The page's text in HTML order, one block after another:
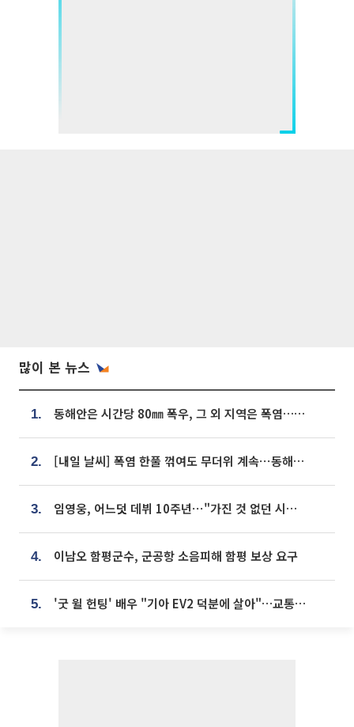
많이 본 뉴스
1. 동해안은 시간당 80㎜ 폭우, 그 외 지역은 폭염…‘극과 극 날씨’
2. [내일 날씨] 폭염 한풀 꺾여도 무더위 계속⋯동해안 이틀 연속 비
3. 임영웅, 어느덧 데뷔 10주년⋯"가진 것 없던 시절, 내 앞엔 20명의 팬뿐"
4. 이남오 함평군수, 군공항 소음피해 함평 보상 요구
5. '굿 윌 헌팅' 배우 "기아 EV2 덕분에 살아"…교통사고 후 안전성 극찬